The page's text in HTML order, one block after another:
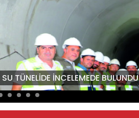
TÜNELİDE İNCELEMEDE BULUNDU